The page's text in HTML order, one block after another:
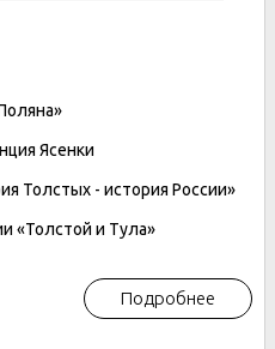
Ясенки
Толстых - история России»
«Толстой и Тула»
Подробнее